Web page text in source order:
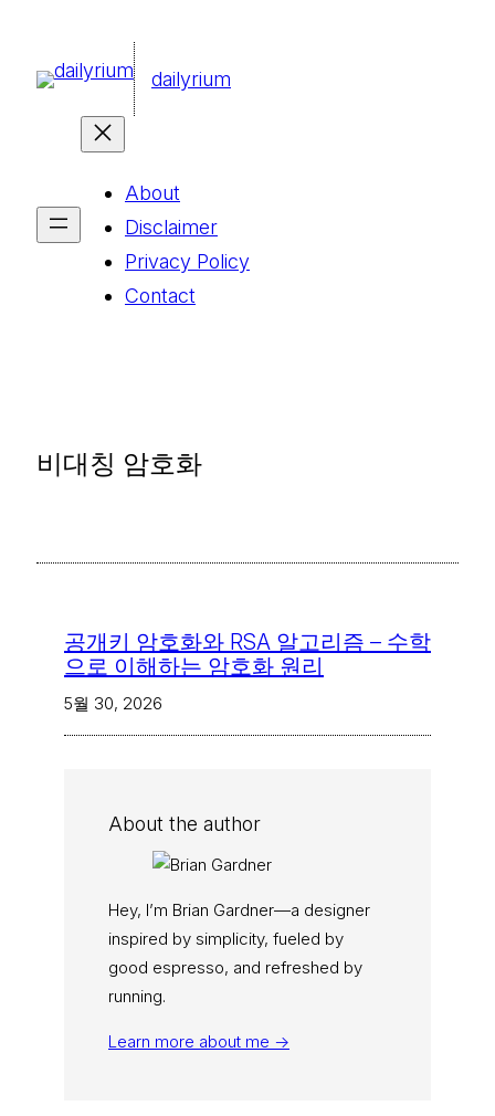
dailyrium
About
Disclaimer
Privacy Policy
Contact
비대칭 암호화
공개키 암호화와 RSA 알고리즘 – 수학
으로 이해하는 암호화 원리
5월 30, 2026
About the author
Hey, I’m Brian Gardner—a designer
inspired by simplicity, fueled by
good espresso, and refreshed by
running.
Learn more about me →